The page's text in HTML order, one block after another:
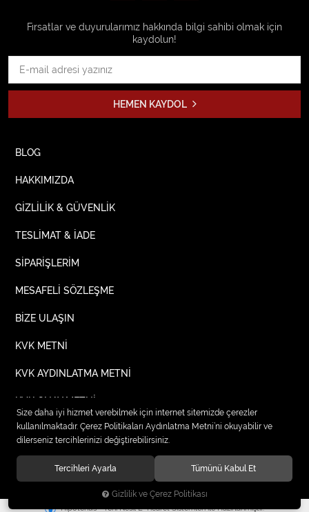
Fırsatlar ve duyurularımız hakkında bilgi sahibi olmak için
kaydolun!
HEMEN KAYDOL
BLOG
HAKKIMIZDA
GİZLİLİK & GÜVENLİK
TESLİMAT & İADE
SİPARİŞLERİM
MESAFELİ SÖZLEŞME
BİZE ULAŞIN
KVK METNİ
KVK AYDINLATMA METNİ
KVK ONAY METNİ
© 2020TIPTEKS KURUMSAL İŞ ELBİSELERİ. Tüm hakları saklıdır.
Hipotenüs Yeni Nesil E-Ticaret Sistemleri ile Hazırlanmıştır.
Size daha iyi hizmet verebilmek için internet sitemizde çerezler
kullanılmaktadır. Çerez Politikaları Aydınlatma Metni’ni okuyabilir ve
dilerseniz tercihlerinizi değiştirebilirsiniz.
Tercihleri Ayarla Tümünü Kabul Et
Gizlilik ve Çerez Politikası